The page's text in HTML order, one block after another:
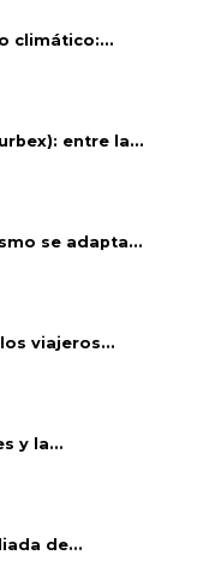
climático:...
entre la...
se adapta...
viajeros...
y la...
de...